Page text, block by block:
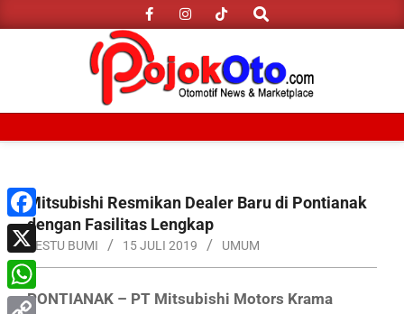
to
Search
MenuMitsubishi Resmikan Dealer Baru di Pontianak
dengan Fasilitas Lengkap
RESTU BUMI 15 JULI 2019 UMUM
PONTIANAK – PT Mitsubishi Motors Krama
Facebook
X
WhatsApp